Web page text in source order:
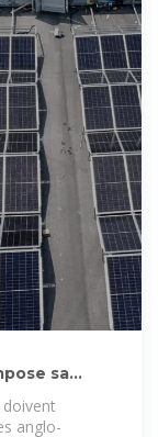
sa
doivent
anglo-